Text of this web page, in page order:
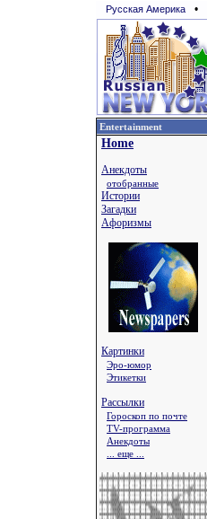
Русская Америка •
Entertainment
Home
Анекдоты
отобранные
Истории
Загадки
Афоризмы
Картинки
Эро-юмор
Этикетки
Рассылки
Гороскоп по почте
TV-программа
Анекдоты
... еще ...